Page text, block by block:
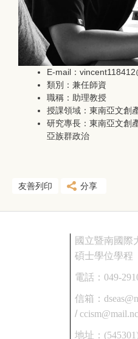
E-mail：
類別：兼任師資
職稱：助理教授
授課領域：東南亞文創
研究專長：東南亞文創
亞族群政治
友善列印 分享
國立暨南國際
碩士學位學程
電話： 049-
信箱：
/
地址：